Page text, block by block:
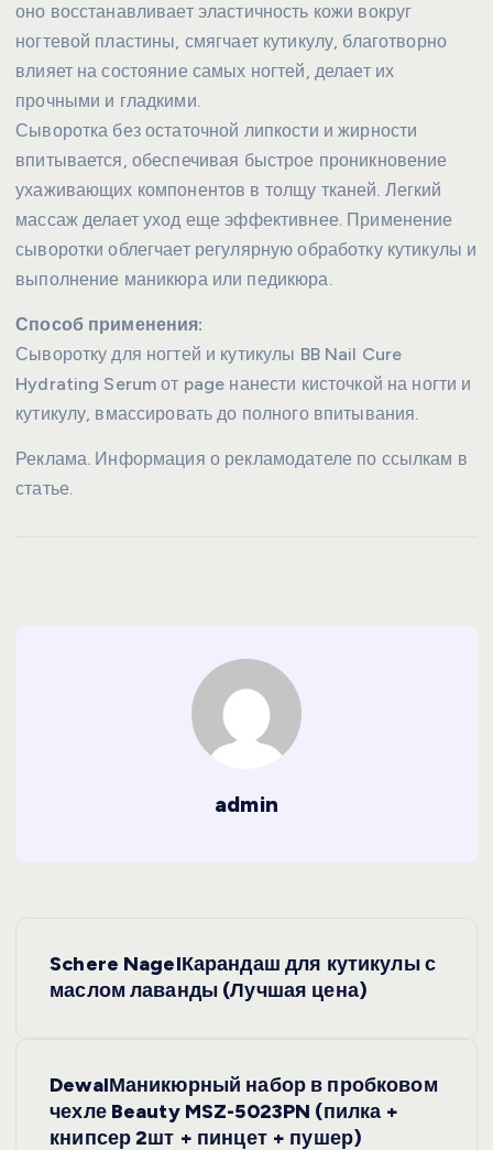
оно восстанавливает эластичность кожи вокруг
ногтевой пластины, смягчает кутикулу, благотворно
влияет на состояние самых ногтей, делает их
прочными и гладкими.
Сыворотка без остаточной липкости и жирности
впитывается, обеспечивая быстрое проникновение
ухаживающих компонентов в толщу тканей. Легкий
массаж делает уход еще эффективнее. Применение
сыворотки облегчает регулярную обработку кутикулы и
выполнение маникюра или педикюра.
Способ применения:
Сыворотку для ногтей и кутикулы BB Nail Cure
Hydrating Serum от page нанести кисточкой на ногти и
кутикулу, вмассировать до полного впитывания.
Реклама. Информация о рекламодателе по ссылкам в
статье.
admin
Schere NagelКарандаш для кутикулы с
маслом лаванды (Лучшая цена)
DewalМаникюрный набор в пробковом
чехле Beauty MSZ-5023PN (пилка +
книпсер 2шт + пинцет + пушер)